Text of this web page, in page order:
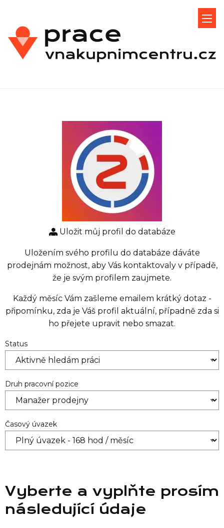
Uložit můj profil do databáze
Uložením svého profilu do databáze dáváte
prodejnám možnost, aby Vás kontaktovaly v případě,
že je svým profilem zaujmete.
Každý měsíc Vám zašleme emailem krátký dotaz -
připomínku, zda je Váš profil aktuální, případně zda si
ho přejete upravit nebo smazat.
Status
Druh pracovní pozice
Časový úvazek
Vyberte a vyplňte prosím
následující údaje